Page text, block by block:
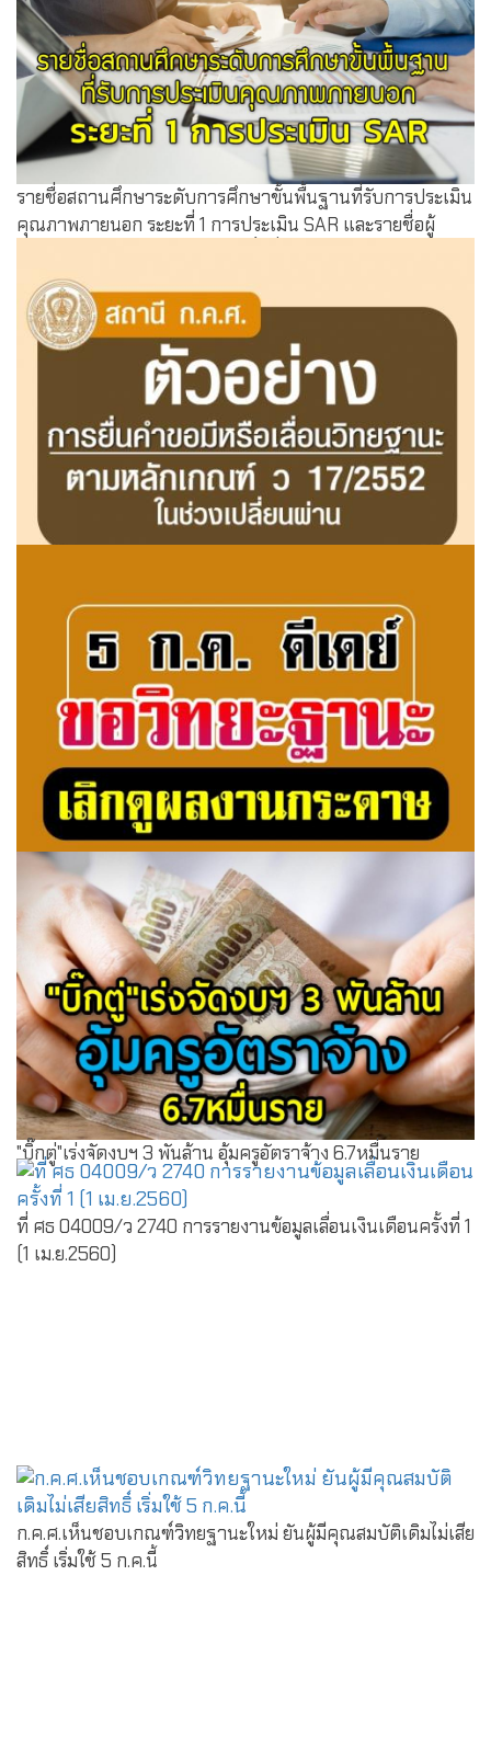
รายชื่อสถานศึกษาระดับการศึกษาขั้นพื้นฐานที่รับการประเมิน
คุณภาพภายนอก ระยะที่ 1 การประเมิน SAR และรายชื่อผู้
หลักเกณฑ์ ว 17/2552
5ก.ค.ดีเดย์ขอวิทยะฐานะเลิกดูผลงานกระดาษ
"บิ๊กตู่"เร่งจัดงบฯ 3 พันล้าน อุ้มครูอัตราจ้าง 6.7หมื่นราย
ที่ ศธ 04009/ว 2740 การรายงานข้อมูลเลื่อนเงินเดือนครั้งที่ 1
(1 เม.ย.2560)
ก.ค.ศ.เห็นชอบเกณฑ์วิทยฐานะใหม่ ยันผู้มีคุณสมบัติเดิมไม่เสีย
สิทธิ์ เริ่มใช้ 5 ก.ค.นี้